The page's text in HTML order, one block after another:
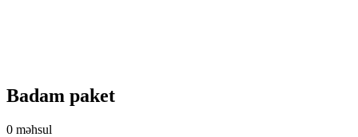
Badam paket
0 məhsul